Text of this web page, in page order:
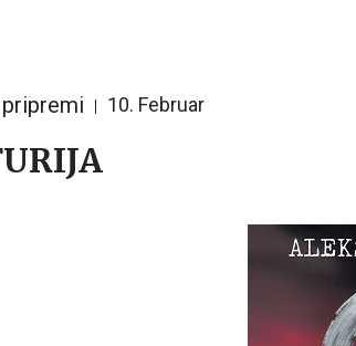
pripremi 10. Februar